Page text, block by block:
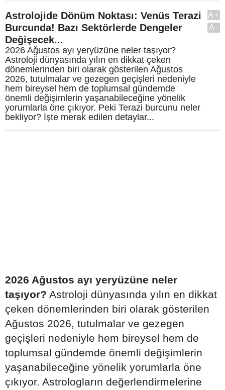
Astrolojide Dönüm Noktası: Venüs Terazi
Burcunda! Bazı Sektörlerde Dengeler
Değişecek...
2026 Ağustos ayı yeryüzüne neler taşıyor?
Astroloji dünyasında yılın en dikkat çeken
dönemlerinden biri olarak gösterilen Ağustos
2026, tutulmalar ve gezegen geçişleri nedeniyle
hem bireysel hem de toplumsal gündemde
önemli değişimlerin yaşanabileceğine yönelik
yorumlarla öne çıkıyor. Peki Terazi burcunu neler
bekliyor? İşte merak edilen detaylar...
A+
A-
2026 Ağustos ayı yeryüzüne neler
taşıyor? Astroloji dünyasında yılın en dikkat
çeken dönemlerinden biri olarak gösterilen
Ağustos 2026, tutulmalar ve gezegen
geçişleri nedeniyle hem bireysel hem de
toplumsal gündemde önemli değişimlerin
yaşanabileceğine yönelik yorumlarla öne
çıkıyor. Astrologların değerlendirmelerine